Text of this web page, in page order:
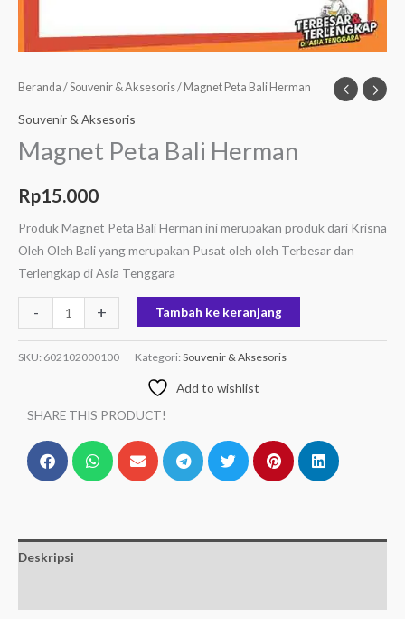
Beranda /Souvenir & Aksesoris/ Magnet Peta Bali Herman
Souvenir & Aksesoris
Magnet Peta Bali Herman
Rp15.000
Produk Magnet Peta Bali Herman ini merupakan produk dari Krisna
Oleh Oleh Bali yang merupakan Pusat oleh oleh Terbesar dan
Terlengkap di Asia Tenggara
- + Tambah ke keranjang
SKU: 602102000100 Kategori: Souvenir & Aksesoris
Add to wishlist
SHARE THIS PRODUCT!
Deskripsi